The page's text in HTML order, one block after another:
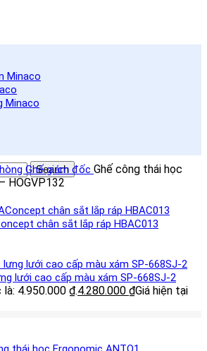
Minaco
Minaco
Search
Ghế giám đốc Ghế công thái học
HOGVP132
chân sắt lắp ráp HBAC013
lưới cao cấp màu xám SP-668SJ-2
là: 4.950.000 ₫.4.280.000 ₫Giá hiện tại